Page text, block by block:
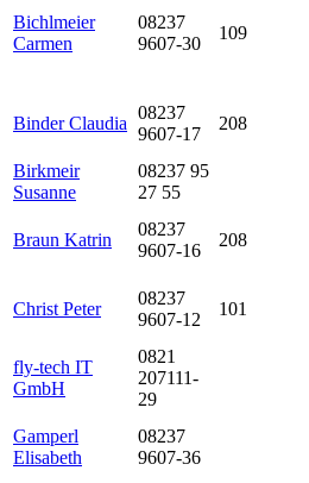
Bichlmeier
Carmen
08237
9607-30
109
Binder Claudia
08237
9607-17
208
Birkmeir
Susanne
08237 95
27 55
Braun Katrin
08237
9607-16
208
Christ Peter
08237
9607-12
101
fly-tech IT
GmbH
0821
207111-
29
Gamperl
Elisabeth
08237
9607-36